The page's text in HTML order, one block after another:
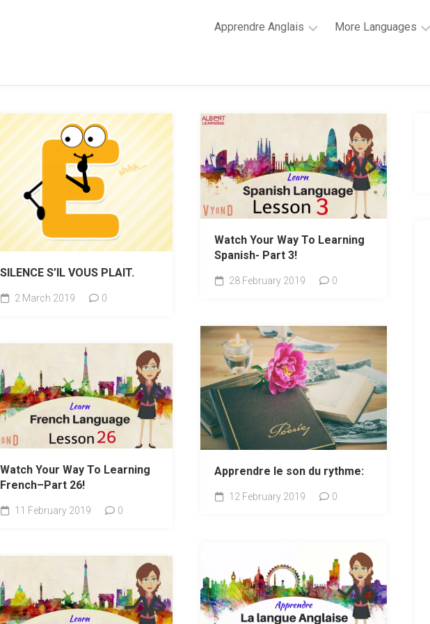
Apprendre Anglais
minutes
cours
Grammaire
anglaise
Anglais
des
affaires
Général
Quiz
More Languages
French
Spanish
SILENCE S’IL VOUS PLAIT.
2 March 2019 0
Watch Your Way To Learning
Spanish- Part 3!
28 February 2019 0
Apprendre le son du rythme:
12 February 2019 0
Watch Your Way To Learning
French–Part 26!
11 February 2019 0